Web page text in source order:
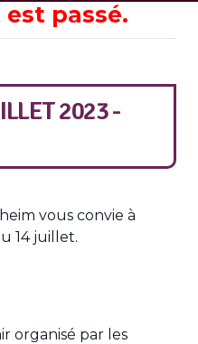
passé.
2023 -
vous convie à
14 juillet.
organisé par les